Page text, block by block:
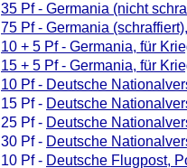
35 Pf - Germania (nicht
75 Pf - Germania (schraffiert)
10 + 5 Pf - Germania, für
15 + 5 Pf - Germania, für
10 Pf - Deutsche
15 Pf - Deutsche
25 Pf - Deutsche
30 Pf - Deutsche
10 Pf - Deutsche Flugpost,